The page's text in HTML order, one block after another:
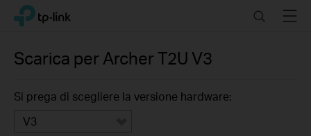
Click
navigation
TP-Link, Reliably Smart SearchMenu
Scarica per Archer T2U V3
Si prega di scegliere la versione hardware:
V3